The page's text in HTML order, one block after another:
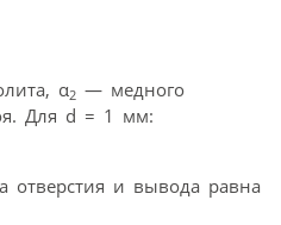
α2 — медного
Для d = 1 мм:
отверстия и вывода равна